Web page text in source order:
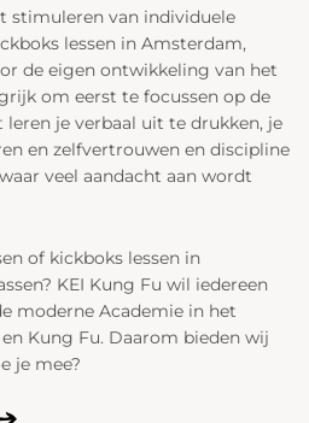
stimuleren van individuele
lessen in Amsterdam,
de eigen ontwikkeling van het
om eerst te focussen op de
leren je verbaal uit te drukken, je
en zelfvertrouwen en discipline
veel aandacht aan wordt
of kickboks lessen in
KEI Kung Fu wil iedereen
moderne Academie in het
Kung Fu. Daarom bieden wij
je mee?